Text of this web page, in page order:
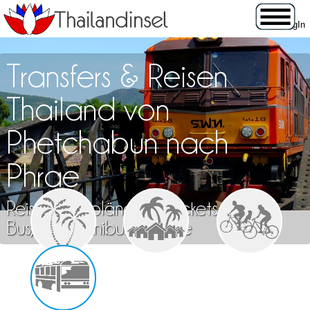
Transfers & Reisen
Thailand von
Phetchabun nach
Phrae
Reisen, Fahrpläne und Tickets für Zug,
Bus, Flug, Minibus & Fähre